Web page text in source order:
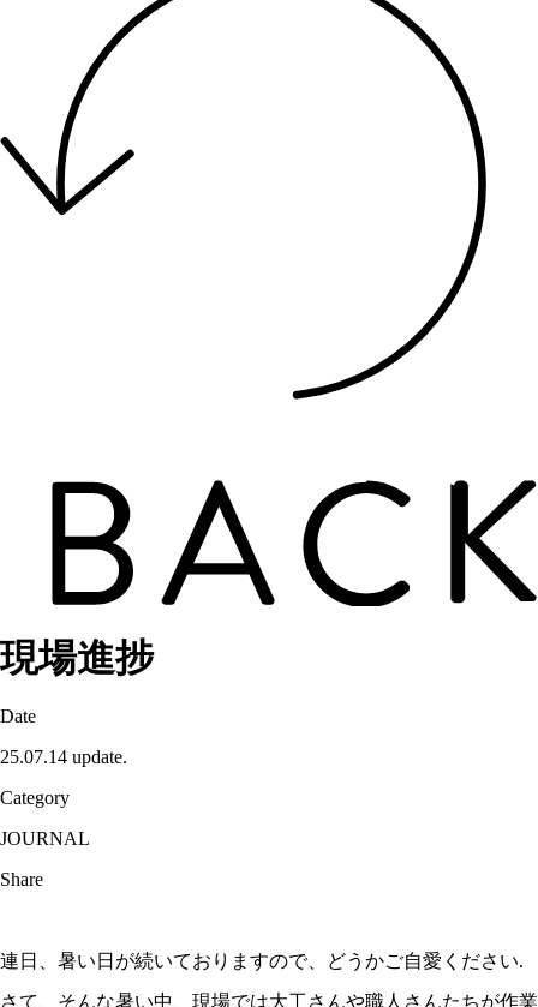
現場進捗
Date
25.07.14 update.
Category
JOURNAL
Share
連日、暑い日が続いておりますので、どうかご自愛ください.
さて、そんな暑い中、現場では大工さんや職人さんたちが作業